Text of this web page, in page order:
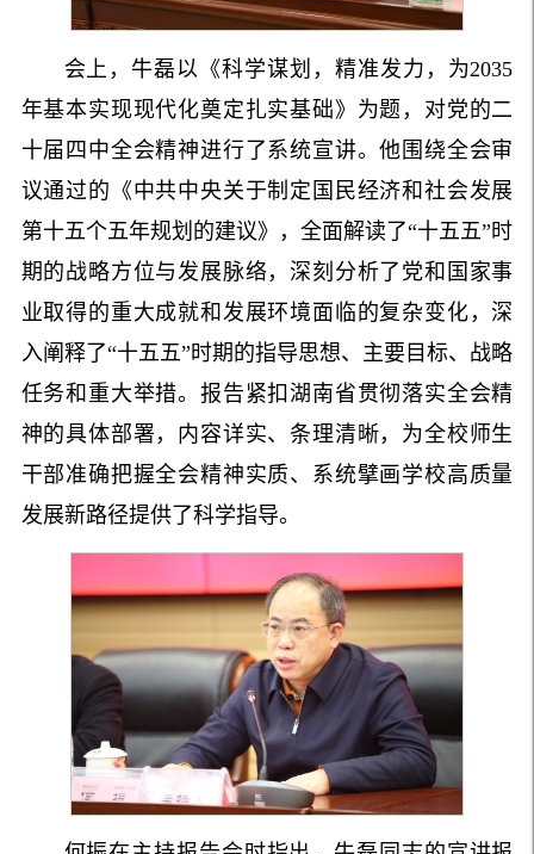
会上，牛磊以《科学谋划，精准发力，为2035
年基本实现现代化奠定扎实基础》为题，对党的二
十届四中全会精神进行了系统宣讲。他围绕全会审
议通过的《中共中央关于制定国民经济和社会发展
第十五个五年规划的建议》，全面解读了“十五五”时
期的战略方位与发展脉络，深刻分析了党和国家事
业取得的重大成就和发展环境面临的复杂变化，深
入阐释了“十五五”时期的指导思想、主要目标、战略
任务和重大举措。报告紧扣湖南省贯彻落实全会精
神的具体部署，内容详实、条理清晰，为全校师生
干部准确把握全会精神实质、系统擘画学校高质量
发展新路径提供了科学指导。